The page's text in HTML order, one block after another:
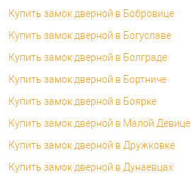
Купить замок дверной в Бобровице
Купить замок дверной в Богуславе
Купить замок дверной в Болграде
Купить замок дверной в Бортниче
Купить замок дверной в Боярке
Купить замок дверной в Малой Девице
Купить замок дверной в Дружковке
Купить замок дверной в Дунаевцах